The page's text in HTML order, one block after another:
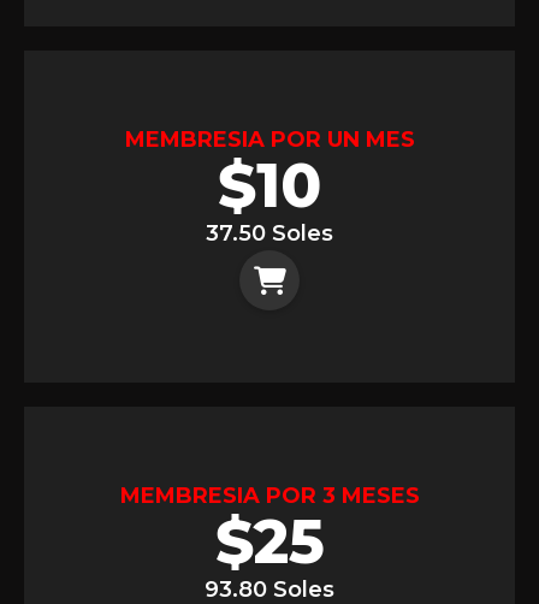
MEMBRESIA POR UN MES
$10
37.50 Soles
MEMBRESIA POR 3 MESES
$25
93.80 Soles